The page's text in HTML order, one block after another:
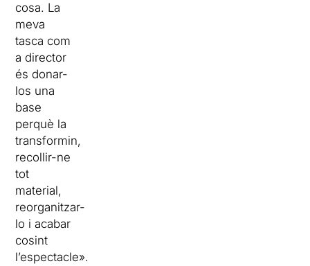
cosa. La
meva
tasca com
a director
és donar-
los una
base
perquè la
transformin,
recollir-ne
tot
material,
reorganitzar-
lo i acabar
cosint
l’espectacle».